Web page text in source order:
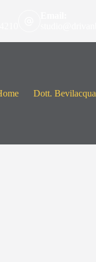
Dott. Bevilacqua